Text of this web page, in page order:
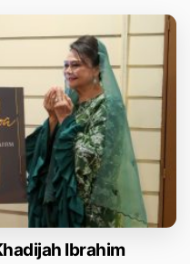
Ibrahim